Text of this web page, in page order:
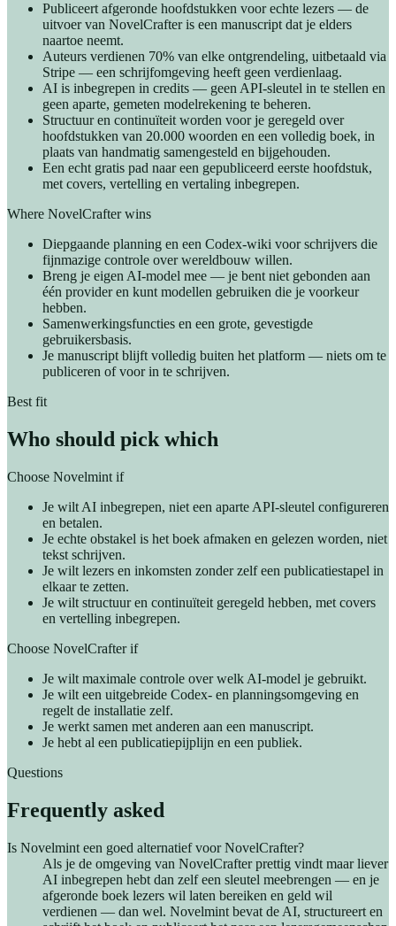
Publiceert afgeronde hoofdstukken voor echte lezers — de
uitvoer van NovelCrafter is een manuscript dat je elders
naartoe neemt.
Auteurs verdienen 70% van elke ontgrendeling, uitbetaald via
Stripe — een schrijfomgeving heeft geen verdienlaag.
AI is inbegrepen in credits — geen API-sleutel in te stellen en
geen aparte, gemeten modelrekening te beheren.
Structuur en continuïteit worden voor je geregeld over
hoofdstukken van 20.000 woorden en een volledig boek, in
plaats van handmatig samengesteld en bijgehouden.
Een echt gratis pad naar een gepubliceerd eerste hoofdstuk,
met covers, vertelling en vertaling inbegrepen.
Where NovelCrafter wins
Diepgaande planning en een Codex-wiki voor schrijvers die
fijnmazige controle over wereldbouw willen.
Breng je eigen AI-model mee — je bent niet gebonden aan
één provider en kunt modellen gebruiken die je voorkeur
hebben.
Samenwerkingsfuncties en een grote, gevestigde
gebruikersbasis.
Je manuscript blijft volledig buiten het platform — niets om te
publiceren of voor in te schrijven.
Best fit
Who should pick which
Choose Novelmint if
Je wilt AI inbegrepen, niet een aparte API-sleutel configureren
en betalen.
Je echte obstakel is het boek afmaken en gelezen worden, niet
tekst schrijven.
Je wilt lezers en inkomsten zonder zelf een publicatiestapel in
elkaar te zetten.
Je wilt structuur en continuïteit geregeld hebben, met covers
en vertelling inbegrepen.
Choose NovelCrafter if
Je wilt maximale controle over welk AI-model je gebruikt.
Je wilt een uitgebreide Codex- en planningsomgeving en
regelt de installatie zelf.
Je werkt samen met anderen aan een manuscript.
Je hebt al een publicatiepijplijn en een publiek.
Questions
Frequently asked
Is Novelmint een goed alternatief voor NovelCrafter?
Als je de omgeving van NovelCrafter prettig vindt maar liever
AI inbegrepen hebt dan zelf een sleutel meebrengen — en je
afgeronde boek lezers wil laten bereiken en geld wil
verdienen — dan wel. Novelmint bevat de AI, structureert en